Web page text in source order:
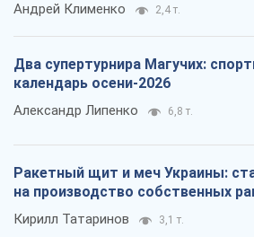
Андрей Клименко 2,4 т.
Два супертурнира Магучих:
календарь осени-2026
Александр Липенко 6,8 т.
Ракетный щит и меч Украины:
на производство собственных
Кирилл Татаринов 3,1 т.